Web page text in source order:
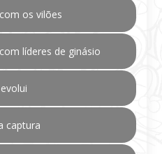
os vilões
líderes de ginásio
captura